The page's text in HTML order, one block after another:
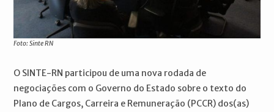
Foto: Sinte RN
O SINTE-RN participou de uma nova rodada de
negociações com o Governo do Estado sobre o texto do
Plano de Cargos, Carreira e Remuneração (PCCR) dos(as)